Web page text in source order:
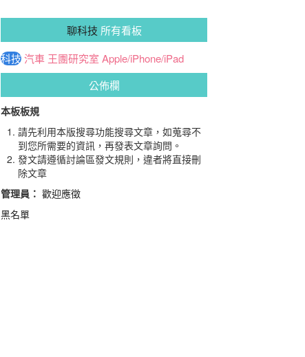
聊科技 所有看板
科技汽車 王團研究室 Apple/iPhone/iPad
公佈欄
本板板規
請先利用本版搜尋功能搜尋文章，如蒐尋不
到您所需要的資訊，再發表文章詢問。
發文請遵循討論區發文規則，違者將直接刪
除文章
管理員： 歡迎應徵
黑名單